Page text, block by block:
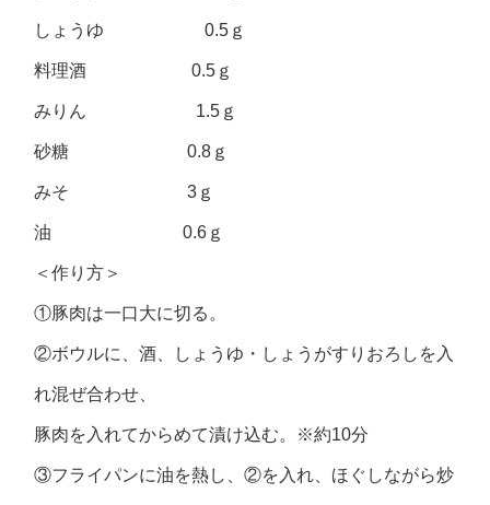
しょうゆ 0.5ｇ
料理酒 0.5ｇ
みりん 1.5ｇ
砂糖 0.8ｇ
みそ 3ｇ
油 0.6ｇ
＜作り方＞
①豚肉は一口大に切る。
②ボウルに、酒、しょうゆ・しょうがすりおろしを入
れ混ぜ合わせ、
豚肉を入れてからめて漬け込む。※約10分
③フライパンに油を熱し、②を入れ、ほぐしながら炒